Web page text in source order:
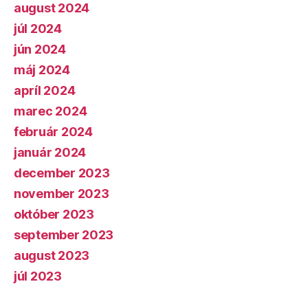
august 2024
júl 2024
jún 2024
máj 2024
apríl 2024
marec 2024
február 2024
január 2024
december 2023
november 2023
október 2023
september 2023
august 2023
júl 2023